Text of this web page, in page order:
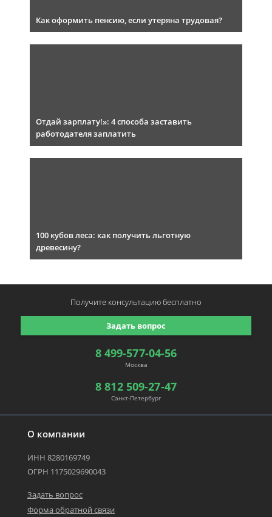
Как оформить пенсию, если утеряна трудовая?
Отдай зарплату!»: 4 способа заставить
работодателя заплатить
100 кубов леса: как получить льготную
древесину?
О компании
ИНН 8280169749
ОГРН 1175029690043
Задать вопрос
Форма обратной связи
8 499-577-04-56
Москва
8 812 509-27-47
Санкт-Петербург
Задать вопрос
Получите консультациюбесплатно